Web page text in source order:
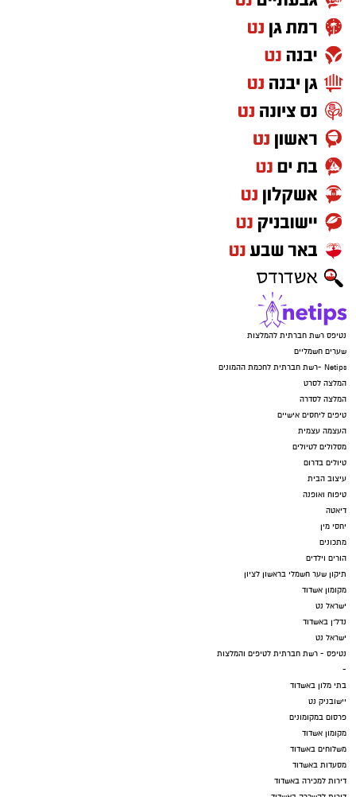
נטיפס רשת חברתית להמלצות
שערים חשמליים
Netips -רשת חברתית לחכמת ההמונים
המלצה לסרט
המלצה לסדרה
טיפים ליחסים אישיים
העצמה עצמית
מסלולים לטיולים
טיולים בדרום
עיצוב הבית
טיפוח ואופנה
דיאטה
יחסי מין
מתכונים
הורים וילדים
תיקון שער חשמלי בראשון לציון
מקומון אשדוד
ישראל נט
נדל"ן באשדוד
ישראל נט
נטיפס - רשת חברתית לטיפים והמלצות
-
בתי מלון באשדוד
יישובניק נט
פרסום במקומונים
מקומון אשדוד
משלוחים באשדוד
מסעדות באשדוד
דירות למכירה באשדוד